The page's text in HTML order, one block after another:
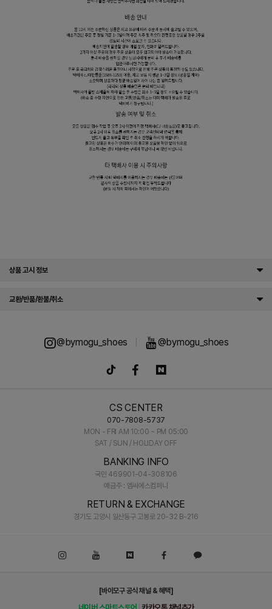
상품 고시 정보
교환/반품/환불/취소
@bymogu_shoes @bymogu_shoes
CS CENTER
070-7808-5737
MON - FRI AM 10:00 ~ PM 05:00
SAT / SUN / HOLIDAY OFF
BANKING INFO
국민 469901-04-308106
예금주 : 엠씨에스컴퍼니
RETURN & EXCHANGE
경기도 고양시 일산동구 고봉로 20-32 B-216
[바이모구 공식 채널 & 혜택]